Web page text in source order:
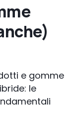
e gomme
le